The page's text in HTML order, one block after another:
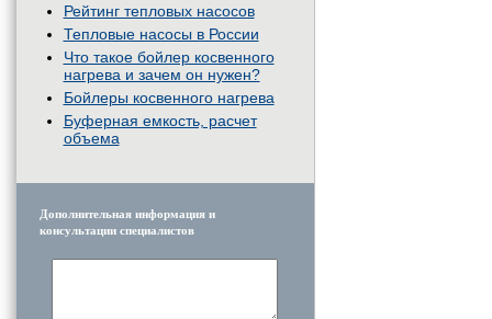
Рейтинг тепловых насосов
Тепловые насосы в России
Что такое бойлер косвенного
нагрева и зачем он нужен?
Бойлеры косвенного нагрева
Буферная емкость, расчет
объема
Дополнительная информация и
консультации специалистов